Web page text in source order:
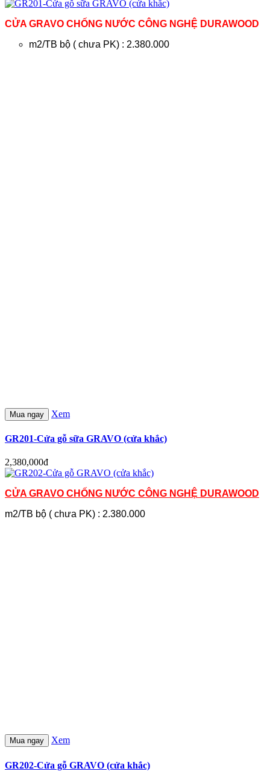
CỬA GRAVO CHỐNG NƯỚC CÔNG NGHỆ DURAWOOD
m2/TB bộ ( chưa PK) : 2.380.000
Mua ngay Xem
GR201-Cửa gỗ sữa GRAVO (cửa khắc)
2,380,000đ
CỬA GRAVO CHỐNG NƯỚC CÔNG NGHỆ DURAWOOD
m2/TB bộ ( chưa PK) : 2.380.000
Mua ngay Xem
GR202-Cửa gỗ GRAVO (cửa khắc)